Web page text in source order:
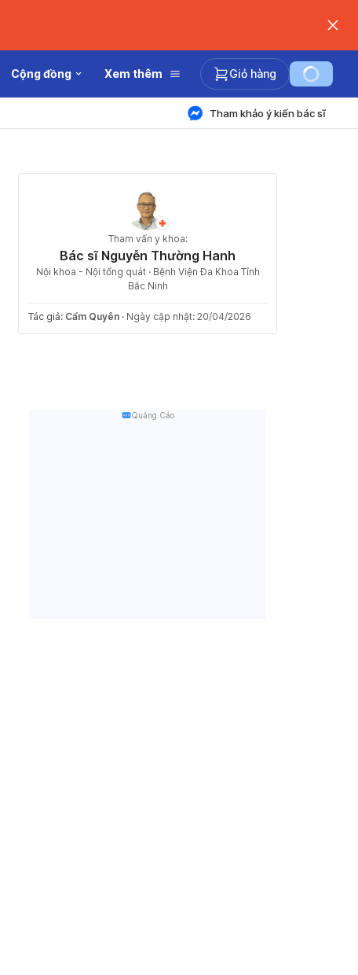
Cộng đồng Xem thêm Giỏ hàng
Tham khảo ý kiến bác sĩ
Tham vấn y khoa:
Bác sĩ Nguyễn Thường Hanh
Nội khoa - Nội tổng quát · Bệnh Viện Đa Khoa Tỉnh
Bắc Ninh
Tác giả: Cẩm Quyên · Ngày cập nhật: 20/04/2026
Quảng Cáo